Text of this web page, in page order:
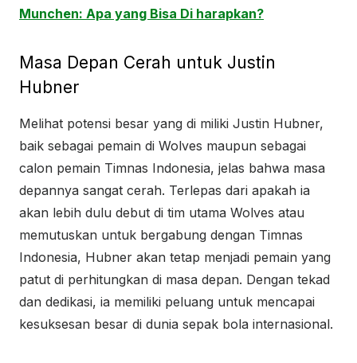
Munchen: Apa yang Bisa Di harapkan?
Masa Depan Cerah untuk Justin
Hubner
Melihat potensi besar yang di miliki Justin Hubner,
baik sebagai pemain di Wolves maupun sebagai
calon pemain Timnas Indonesia, jelas bahwa masa
depannya sangat cerah. Terlepas dari apakah ia
akan lebih dulu debut di tim utama Wolves atau
memutuskan untuk bergabung dengan Timnas
Indonesia, Hubner akan tetap menjadi pemain yang
patut di perhitungkan di masa depan. Dengan tekad
dan dedikasi, ia memiliki peluang untuk mencapai
kesuksesan besar di dunia sepak bola internasional.